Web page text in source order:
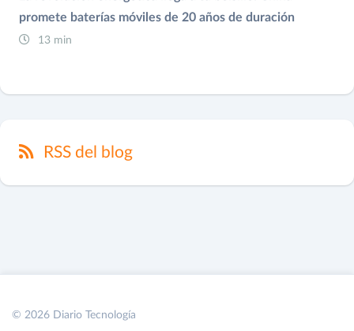
promete baterías móviles de 20 años de duración
13 min
RSS del blog
© 2026 Diario Tecnología